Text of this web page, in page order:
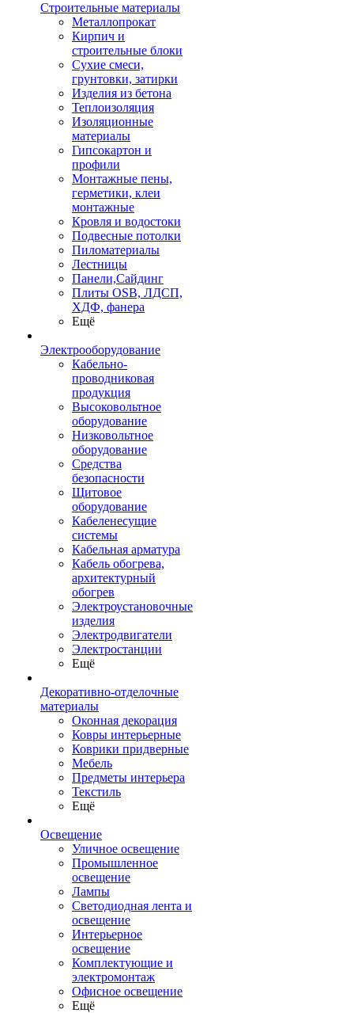
Строительные материалы
Металлопрокат
Кирпич и
строительные блоки
Сухие смеси,
грунтовки, затирки
Изделия из бетона
Теплоизоляция
Изоляционные
материалы
Гипсокартон и
профили
Монтажные пены,
герметики, клеи
монтажные
Кровля и водостоки
Подвесные потолки
Пиломатериалы
Лестницы
Панели,Сайдинг
Плиты OSB, ЛДСП,
ХДФ, фанера
Ещё
Электрооборудование
Кабельно-
проводниковая
продукция
Высоковольтное
оборудование
Низковольтное
оборудование
Средства
безопасности
Щитовое
оборудование
Кабеленесущие
системы
Кабельная арматура
Кабель обогрева,
архитектурный
обогрев
Электроустановочные
изделия
Электродвигатели
Электростанции
Ещё
Декоративно-отделочные
материалы
Оконная декорация
Ковры интерьерные
Коврики придверные
Мебель
Предметы интерьера
Текстиль
Ещё
Освещение
Уличное освещение
Промышленное
освещение
Лампы
Светодиодная лента и
освещение
Интерьерное
освещение
Комплектующие и
электромонтаж
Офисное освещение
Ещё